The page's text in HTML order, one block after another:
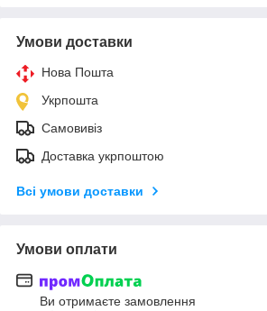
Умови доставки
Нова Пошта
Укрпошта
Самовивіз
Доставка укрпоштою
Всі умови доставки
Умови оплати
Ви отримаєте замовлення